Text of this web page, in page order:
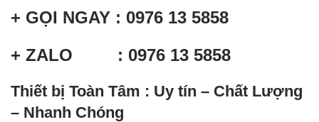
+ GỌI NGAY : 0976 13 5858
+ ZALO : 0976 13 5858
Thiết bị Toàn Tâm : Uy tín – Chất Lượng
– Nhanh Chóng